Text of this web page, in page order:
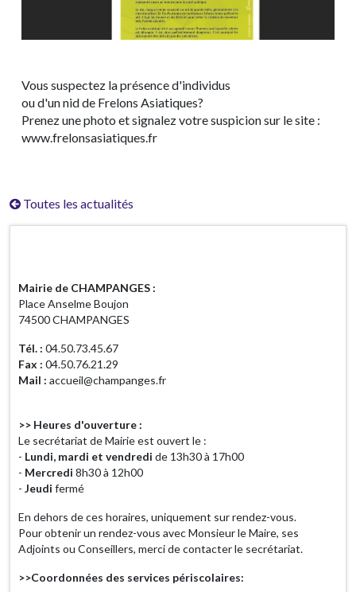
Vous suspectez la présence d'individus
ou d'un nid de Frelons Asiatiques?
Prenez une photo et signalez votre suspicion sur le site :
www.frelonsasiatiques.fr
Toutes les actualités
Mairie de CHAMPANGES :
Place Anselme Boujon
74500 CHAMPANGES
Tél. : 04.50.73.45.67
Fax : 04.50.76.21.29
Mail : accueil@champanges.fr
>> Heures d'ouverture :
Le secrétariat de Mairie est ouvert le :
- Lundi, mardi et vendredi de 13h30 à 17h00
- Mercredi 8h30 à 12h00
- Jeudi fermé
En dehors de ces horaires, uniquement sur rendez-vous.
Pour obtenir un rendez-vous avec Monsieur le Maire, ses
Adjoints ou Conseillers, merci de contacter le secrétariat.
>>Coordonnées des services périscolaires: